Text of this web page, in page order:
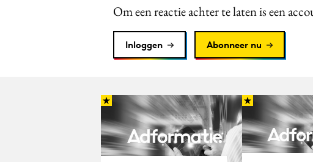
Om een reactie achter te laten is een
Inloggen Abonneer nu